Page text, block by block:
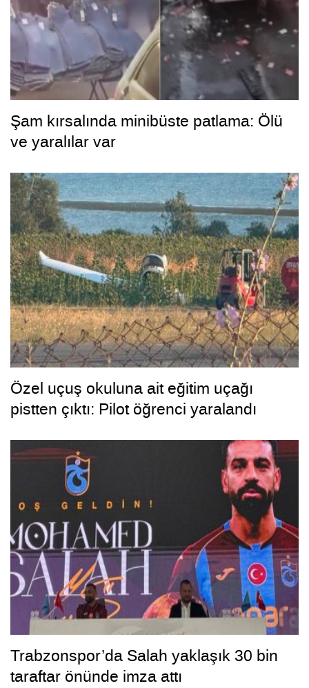
Şam kırsalında minibüste patlama: Ölü
ve yaralılar var
Özel uçuş okuluna ait eğitim uçağı
pistten çıktı: Pilot öğrenci yaralandı
Trabzonspor’da Salah yaklaşık 30 bin
taraftar önünde imza attı